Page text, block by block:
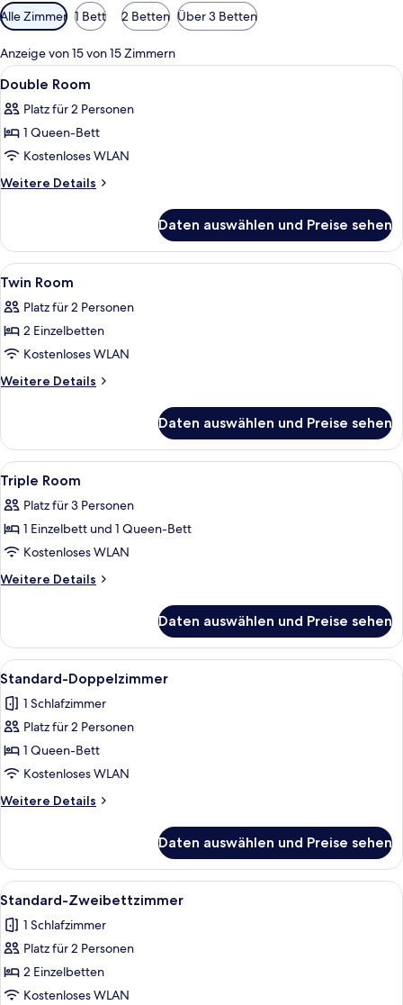
Verfügbare
Filter
für
Zimmer
Alle Zimmer 1 Bett 2 Betten Über 3 Betten
Anzeige von 15 von 15 Zimmern
Alle
Fotos
für
Double
Room
anzeigen
Zimmersafe, Schreibtisch,
8
Double Room
Platz für 2 Personen
1 Queen-Bett
Kostenloses WLAN
Weitere Details
Weitere
Room
Daten auswählen und Preise sehen
Alle
Fotos
für
Twin
Room
anzeigen
Zimmersafe, Schreibtisch,
6
Twin Room
Platz für 2 Personen
2 Einzelbetten
Kostenloses WLAN
Weitere Details
Weitere
Room
Daten auswählen und Preise sehen
Alle
Fotos
für
Triple
Room
anzeigen
Zimmersafe, Schreibtisch,
8
Triple Room
Platz für 3 Personen
1 Einzelbett und 1 Queen-Bett
Kostenloses WLAN
Weitere Details
Weitere
Room
Daten auswählen und Preise sehen
Alle
Fotos
für
Standard-
Doppelzimmer
anzeigen
Ein Hotelzimmer mit Bett,
7
Standard-Doppelzimmer
1 Schlafzimmer
Platz für 2 Personen
1 Queen-Bett
Kostenloses WLAN
Weitere Details
Weitere
Doppelzimmer
Daten auswählen und Preise sehen
Alle
Fotos
für
Standard-
Zweibettzimmer
anzeigen
Ein Hotelzimmer mit Bett,
4
Standard-Zweibettzimmer
1 Schlafzimmer
Platz für 2 Personen
2 Einzelbetten
Kostenloses WLAN